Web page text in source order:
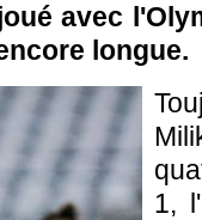
avec
longue.
1,